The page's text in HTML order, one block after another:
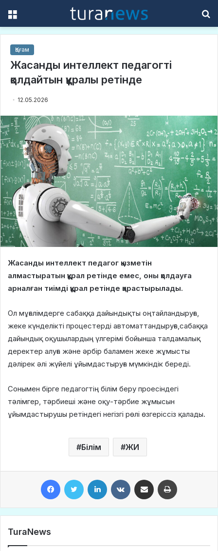
Қоғам
Жасанды интеллект педагогті
қолдайтын құралы ретінде
12.05.2026
Жасанды интеллект педагог қызметін
алмастыратын құрал ретінде емес, оны қолдауға
арналған тиімді құрал ретінде қарастырылады.
Ол мұғалімдерге сабаққа дайындықты оңтайландыруға,
жеке күнделікті процестерді автоматтандыруға,сабаққа
дайындық оқушылардың үлгерімі бойынша талдамалық
деректер алуға және әрбір баламен жеке жұмысты
дәлірек әлі жүйелі ұйымдастыруға мүмкіндік береді.
Сонымен бірге педагогтің білім беру проесіндегі
тәлімгер, тәрбиеші және оқу-тәрбие жұмысын
ұйымдастырушы ретіндегі негізгі рөлі өзгеріссіз қалады.
Білім ЖИ
TuraNews